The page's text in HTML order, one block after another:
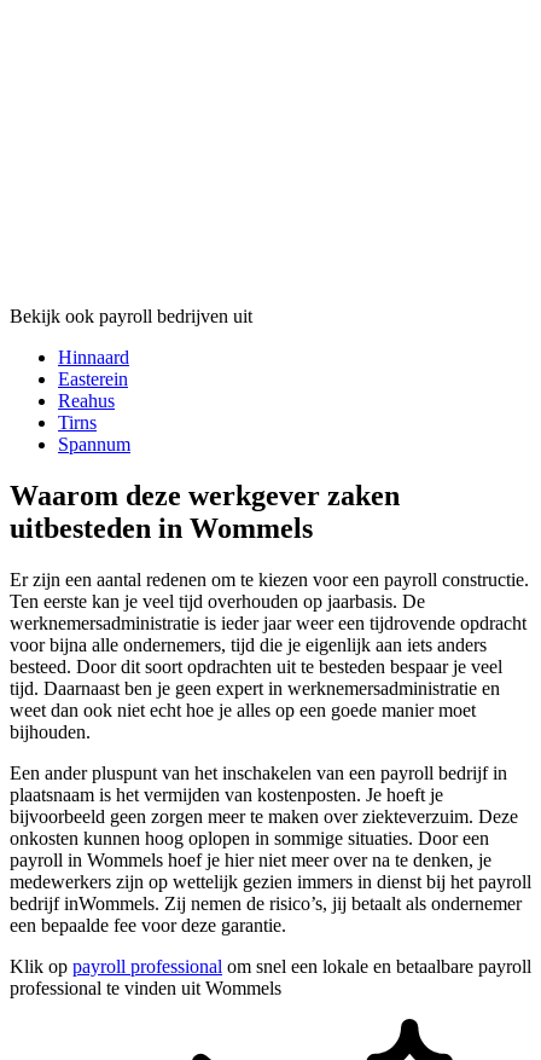
Bekijk ook payroll bedrijven uit
Hinnaard
Easterein
Reahus
Tirns
Spannum
Waarom deze werkgever zaken
uitbesteden in Wommels
Er zijn een aantal redenen om te kiezen voor een payroll constructie.
Ten eerste kan je veel tijd overhouden op jaarbasis. De
werknemersadministratie is ieder jaar weer een tijdrovende opdracht
voor bijna alle ondernemers, tijd die je eigenlijk aan iets anders
besteed. Door dit soort opdrachten uit te besteden bespaar je veel
tijd. Daarnaast ben je geen expert in werknemersadministratie en
weet dan ook niet echt hoe je alles op een goede manier moet
bijhouden.
Een ander pluspunt van het inschakelen van een payroll bedrijf in
plaatsnaam is het vermijden van kostenposten. Je hoeft je
bijvoorbeeld geen zorgen meer te maken over ziekteverzuim. Deze
onkosten kunnen hoog oplopen in sommige situaties. Door een
payroll in Wommels hoef je hier niet meer over na te denken, je
medewerkers zijn op wettelijk gezien immers in dienst bij het payroll
bedrijf inWommels. Zij nemen de risico’s, jij betaalt als ondernemer
een bepaalde fee voor deze garantie.
Klik op payroll professional om snel een lokale en betaalbare payroll
professional te vinden uit Wommels